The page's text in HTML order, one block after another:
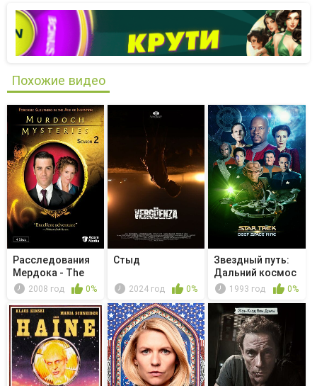
Похожие видео
Расследования
Мердока - The
Talking Dead
2008 год 0%
Стыд
2024 год 0%
Звездный путь:
Дальний космос
9 - Инк...
1993 год 0%